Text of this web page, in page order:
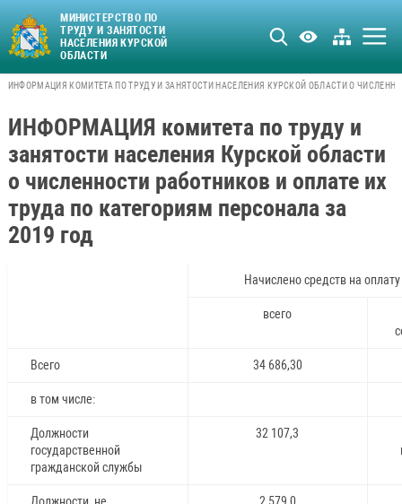
МИНИСТЕРСТВО ПО
ТРУДУ И ЗАНЯТОСТИ
НАСЕЛЕНИЯ КУРСКОЙ
ОБЛАСТИ
ИНФОРМАЦИЯ КОМИТЕТА ПО ТРУДУ И ЗАНЯТОСТИ НАСЕЛЕНИЯ КУРСКОЙ ОБЛАСТИ О
ИНФОРМАЦИЯ комитета по труду и
занятости населения Курской области
о численности работников и оплате их
труда по категориям персонала за
2019 год
Начислено средств на
всего
Всего 34 686,30
в том числе:
Должности
государственной
гражданской службы
32 107,3